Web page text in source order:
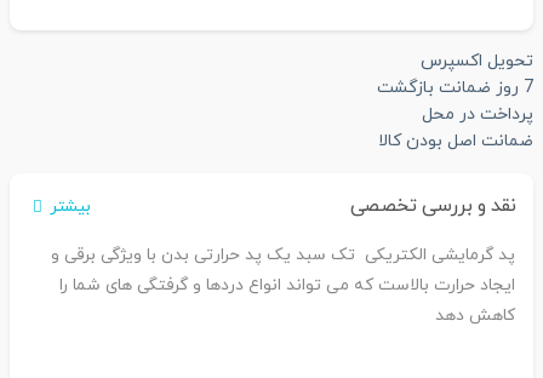
تحویل اکسپرس
7 روز ضمانت بازگشت
پرداخت در محل
ضمانت اصل بودن کالا
نقد و بررسی تخصصی بیشتر
پد گرمایشی الکتریکی تک سبد یک پد حرارتی بدن با ویژگی برقی و
ایجاد حرارت بالاست که می تواند انواع دردها و گرفتگی های شما را
کاهش دهد